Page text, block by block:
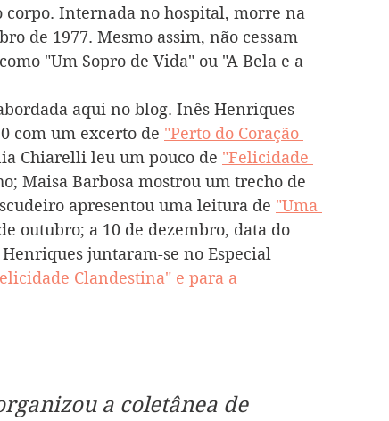
corpo. Internada no hospital, morre na
de 1977. Mesmo assim, não cessam
"Um Sopro de Vida" ou "A Bela e a
aqui no blog. Inês Henriques
com um excerto de "Perto do Coração
Chiarelli leu um pouco de "Felicidade
Maisa Barbosa mostrou um trecho de
apresentou uma leitura de "Uma
outubro; a 10 de dezembro, data do
juntaram-se no Especial
Clandestina" e para a
a coletânea de